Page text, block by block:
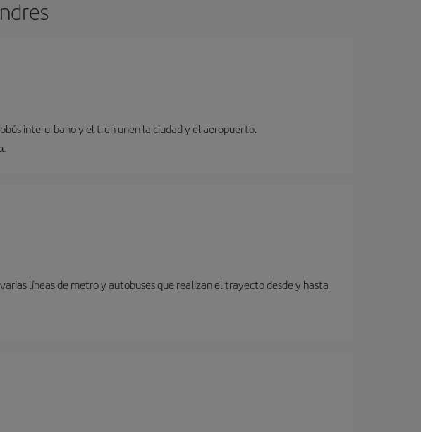
interurbano y el tren unen la ciudad y el aeropuerto.
líneas de metro y autobuses que realizan el trayecto desde y hasta